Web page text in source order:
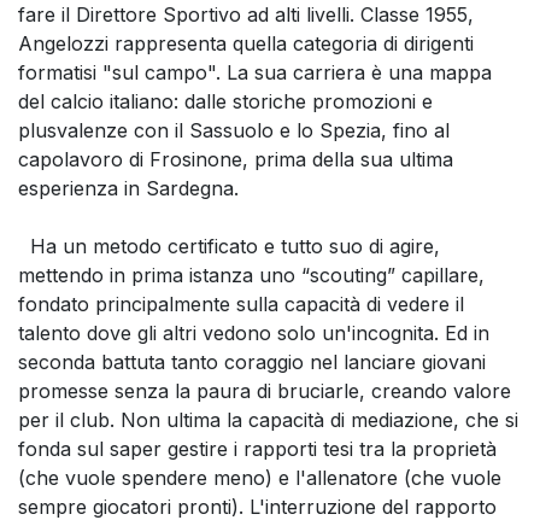
fare il Direttore Sportivo ad alti livelli. Classe 1955,
Angelozzi rappresenta quella categoria di dirigenti
formatisi "sul campo". La sua carriera è una mappa
del calcio italiano: dalle storiche promozioni e
plusvalenze con il Sassuolo e lo Spezia, fino al
capolavoro di Frosinone, prima della sua ultima
esperienza in Sardegna.
Ha un metodo certificato e tutto suo di agire,
mettendo in prima istanza uno “scouting” capillare,
fondato principalmente sulla capacità di vedere il
talento dove gli altri vedono solo un'incognita. Ed in
seconda battuta tanto coraggio nel lanciare giovani
promesse senza la paura di bruciarle, creando valore
per il club. Non ultima la capacità di mediazione, che si
fonda sul saper gestire i rapporti tesi tra la proprietà
(che vuole spendere meno) e l'allenatore (che vuole
sempre giocatori pronti). L'interruzione del rapporto